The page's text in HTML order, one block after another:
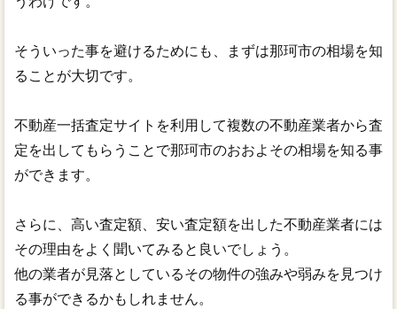
そういった事を避けるためにも、まずは那珂市の相場を知
ることが大切です。
不動産一括査定サイトを利用して複数の不動産業者から査
定を出してもらうことで那珂市のおおよその相場を知る事
ができます。
さらに、高い査定額、安い査定額を出した不動産業者には
その理由をよく聞いてみると良いでしょう。
他の業者が見落としているその物件の強みや弱みを見つけ
る事ができるかもしれません。